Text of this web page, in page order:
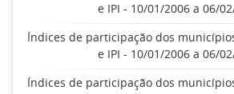
e IPI - 10/01/2006 a 06/
Índices de participação dos
e IPI - 10/01/2006 a 06/
Índices de participação dos